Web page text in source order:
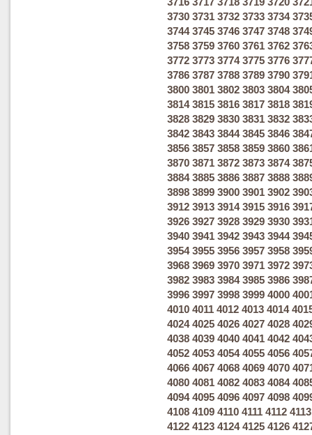
3730 3731 3732 3733 3734
3744 3745 3746 3747 3748
3758 3759 3760 3761 3762
3772 3773 3774 3775 3776
3786 3787 3788 3789 3790
3800 3801 3802 3803 3804
3814 3815 3816 3817 3818
3828 3829 3830 3831 3832
3842 3843 3844 3845 3846
3856 3857 3858 3859 3860
3870 3871 3872 3873 3874
3884 3885 3886 3887 3888
3898 3899 3900 3901 3902
3912 3913 3914 3915 3916
3926 3927 3928 3929 3930
3940 3941 3942 3943 3944
3954 3955 3956 3957 3958
3968 3969 3970 3971 3972
3982 3983 3984 3985 3986
3996 3997 3998 3999 4000
4010 4011 4012 4013 4014
4024 4025 4026 4027 4028
4038 4039 4040 4041 4042
4052 4053 4054 4055 4056
4066 4067 4068 4069 4070
4080 4081 4082 4083 4084
4094 4095 4096 4097 4098
4108 4109 4110 4111 4112 4113
4122 4123 4124 4125 4126